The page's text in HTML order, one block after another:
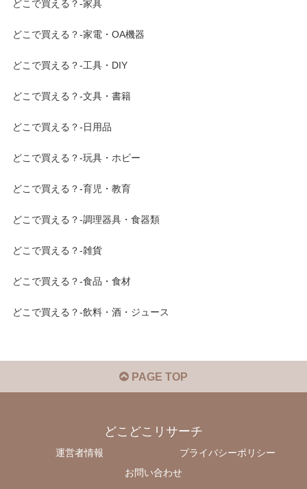
どこで買える？-家具
どこで買える？-家電・OA機器
どこで買える？-工具・DIY
どこで買える？-文具・書籍
どこで買える？-日用品
どこで買える？-玩具・ホビー
どこで買える？-育児・教育
どこで買える？-調理器具・食器類
どこで買える？-雑貨
どこで買える？-食品・食材
どこで買える？-飲料・酒・ジュース
PAGE TOP
どこどこリサーチ
運営者情報
プライバシーポリシー
お問い合わせ